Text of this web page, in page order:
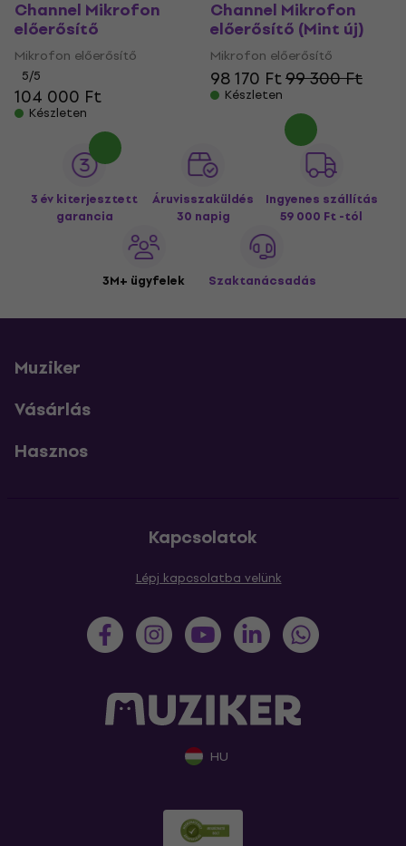
Channel Mikrofon
előerősítő
Mikrofon előerősítő
5/5
104 000 Ft
Készleten
Channel Mikrofon
előerősítő (Mint új)
Mikrofon előerősítő
98 170 Ft99 300 Ft
Készleten
3 év kiterjesztett
garancia
Áruvisszaküldés
30 napig
Ingyenes szállítás
59 000 Ft -tól
3M+ ügyfelek Szaktanácsadás
Muziker
Vásárlás
Hasznos
Kapcsolatok
Lépj kapcsolatba velünk
HU